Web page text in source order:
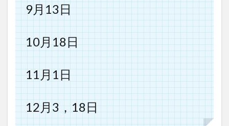
9月13日
10月18日
11月1日
12月3，18日